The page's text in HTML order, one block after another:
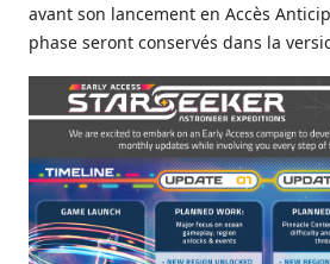
avant son lancement en Accès
phase seront conservés dans la